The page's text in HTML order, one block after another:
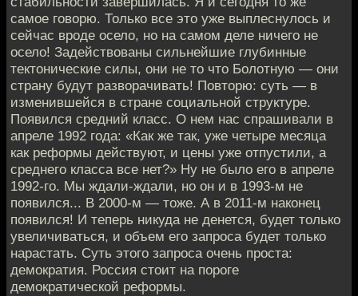
самое говорю. Только все это уже выплеснулось и
сейчас вроде осело, но на самом деле ничего не
осело! Задействованы сильнейшие глубинные
тектонические силы, они не то что Болотную — они
страну будут разворачивать! Повторю: суть — в
изменившейся в стране социальной структуре.
Появился средний класс. О нем нас спрашивали в
апреле 1992 года: «Как же так, уже четыре месяца
как реформы действуют, и цены уже отпустили, а
среднего класса все нет?» Ну не было его в апреле
1992-го. Мы ждали-ждали, но он и в 1993-м не
появился... В 2000-м — тоже. А в 2011-м наконец
появился! И теперь никуда не денется, будет только
увеличиваться, и объем его запроса будет только
нарастать. Суть этого запроса очень проста:
демократия. Россия стоит на пороге
демократической реформы.